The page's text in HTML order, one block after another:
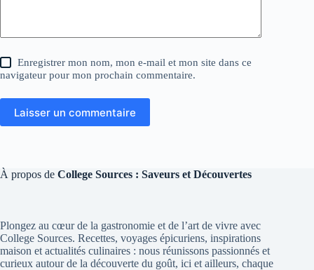
Enregistrer mon nom, mon e-mail et mon site dans ce
navigateur pour mon prochain commentaire.
Laisser un commentaire
À propos de College Sources : Saveurs et Découvertes
Plongez au cœur de la gastronomie et de l’art de vivre avec
College Sources. Recettes, voyages épicuriens, inspirations
maison et actualités culinaires : nous réunissons passionnés et
curieux autour de la découverte du goût, ici et ailleurs, chaque